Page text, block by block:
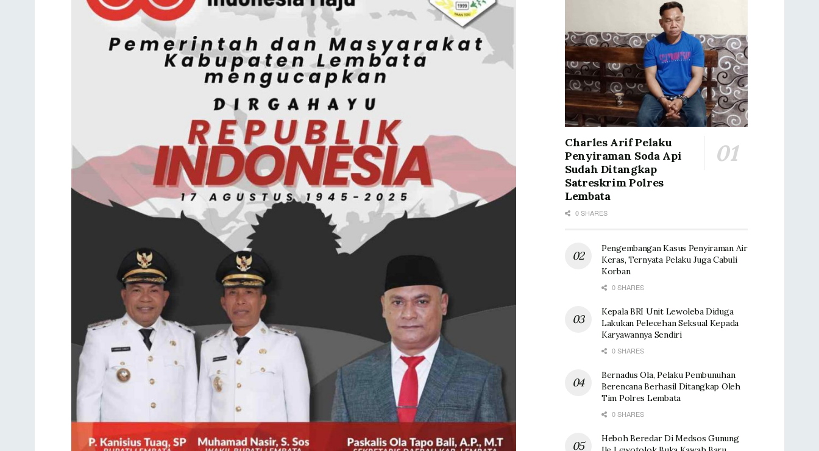
Charles Arif Pelaku
Penyiraman Soda Api
Sudah Ditangkap
Satreskrim Polres
Lembata
0 SHARES
Pengembangan Kasus Penyiraman Air
Keras, Ternyata Pelaku Juga Cabuli
Korban
0 SHARES
Kepala BRI Unit Lewoleba Diduga
Lakukan Pelecehan Seksual Kepada
Karyawannya Sendiri
0 SHARES
Bernadus Ola, Pelaku Pembunuhan
Berencana Berhasil Ditangkap Oleh
Tim Polres Lembata
0 SHARES
Heboh Beredar Di Medsos Gunung